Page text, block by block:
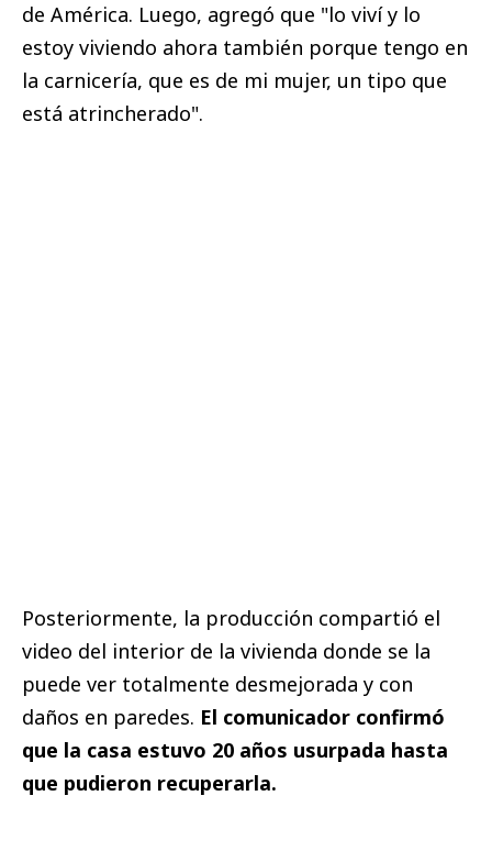
de América. Luego, agregó que "lo viví y lo
estoy viviendo ahora también porque tengo en
la carnicería, que es de mi mujer, un tipo que
está atrincherado".
Posteriormente, la producción compartió el
video del interior de la vivienda donde se la
puede ver totalmente desmejorada y con
daños en paredes. El comunicador confirmó
que la casa estuvo 20 años usurpada hasta
que pudieron recuperarla.